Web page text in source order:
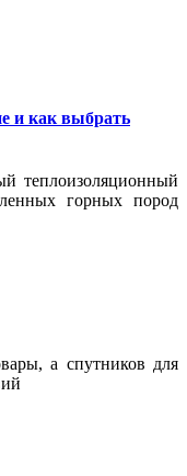
и как выбрать
теплоизоляционный
горных пород
а спутников для